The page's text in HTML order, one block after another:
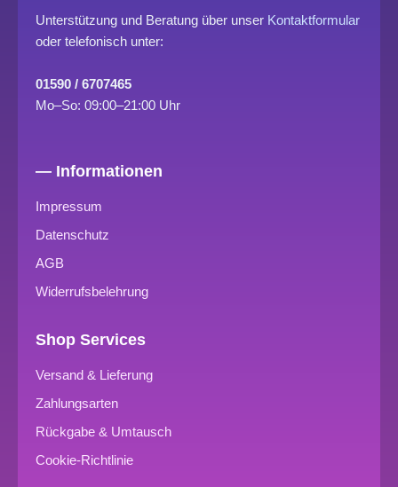
Unterstützung und Beratung über unser Kontaktformular
oder telefonisch unter:
01590 / 6707465
Mo–So: 09:00–21:00 Uhr
— Informationen
Impressum
Datenschutz
AGB
Widerrufsbelehrung
Shop Services
Versand & Lieferung
Zahlungsarten
Rückgabe & Umtausch
Cookie-Richtlinie